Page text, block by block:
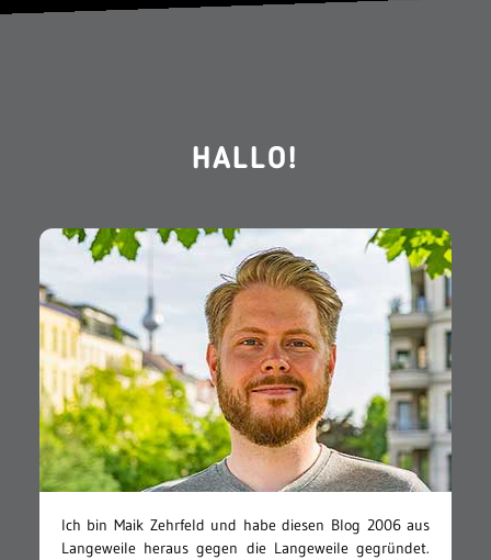
HALLO!
Ich bin Maik Zehrfeld und habe diesen Blog 2006 aus
Langeweile heraus gegen die Langeweile gegründet.